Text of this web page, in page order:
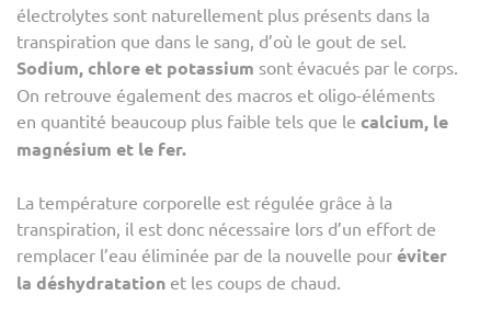
électrolytes sont naturellement plus présents dans la
transpiration que dans le sang, d’où le gout de sel.
Sodium, chlore et potassium sont évacués par le corps.
On retrouve également des macros et oligo-éléments
en quantité beaucoup plus faible tels que le calcium, le
magnésium et le fer.
La température corporelle est régulée grâce à la
transpiration, il est donc nécessaire lors d’un effort de
remplacer l’eau éliminée par de la nouvelle pour éviter
la déshydratation et les coups de chaud.